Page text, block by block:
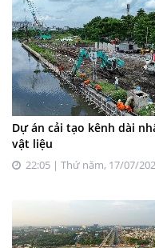
Dự án cải tạo kênh dài
vật liệu
22:05 | Thứ năm, 17/07/